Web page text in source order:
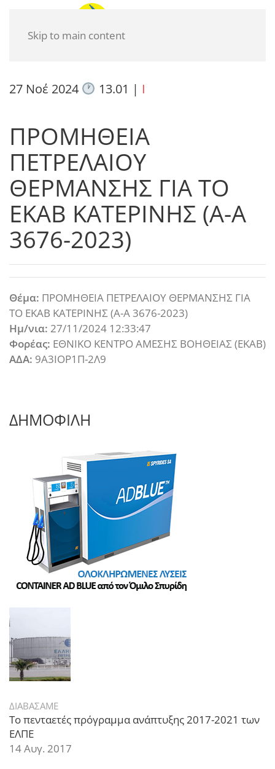
Skip to main content
27 Νοέ 2024 13.01 | I
ΠΡΟΜΗΘΕΙΑ
ΠΕΤΡΕΛΑΙΟΥ
ΘΕΡΜΑΝΣΗΣ ΓΙΑ ΤΟ
ΕΚΑΒ ΚΑΤΕΡΙΝΗΣ (Α-Α
3676-2023)
Θέμα: ΠΡΟΜΗΘΕΙΑ ΠΕΤΡΕΛΑΙΟΥ ΘΕΡΜΑΝΣΗΣ ΓΙΑ
ΤΟ ΕΚΑΒ ΚΑΤΕΡΙΝΗΣ (Α-Α 3676-2023)
Ημ/νια: 27/11/2024 12:33:47
Φορέας: ΕΘΝΙΚΟ ΚΕΝΤΡΟ ΑΜΕΣΗΣ ΒΟΗΘΕΙΑΣ (ΕΚΑΒ)
ΑΔΑ: 9Α3ΙΟΡ1Π-2Λ9
ΔΗΜΟΦΙΛΗ
ΔΙΑΒΑΣΑΜΕ
Το πενταετές πρόγραμμα ανάπτυξης 2017-2021 των
ΕΛΠΕ
14 Αυγ. 2017